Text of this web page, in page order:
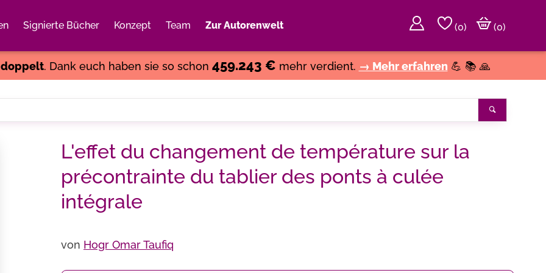
Signierte Bücher Konzept Team Zur Autorenwelt (0)
(0)
doppelt. Dank euch haben sie so schon 459.243 € mehr verdient. → Mehr erfahren 💪 📚 🙏
L'effet du changement de température sur la
précontrainte du tablier des ponts à culée
intégrale
von Hogr Omar Taufiq